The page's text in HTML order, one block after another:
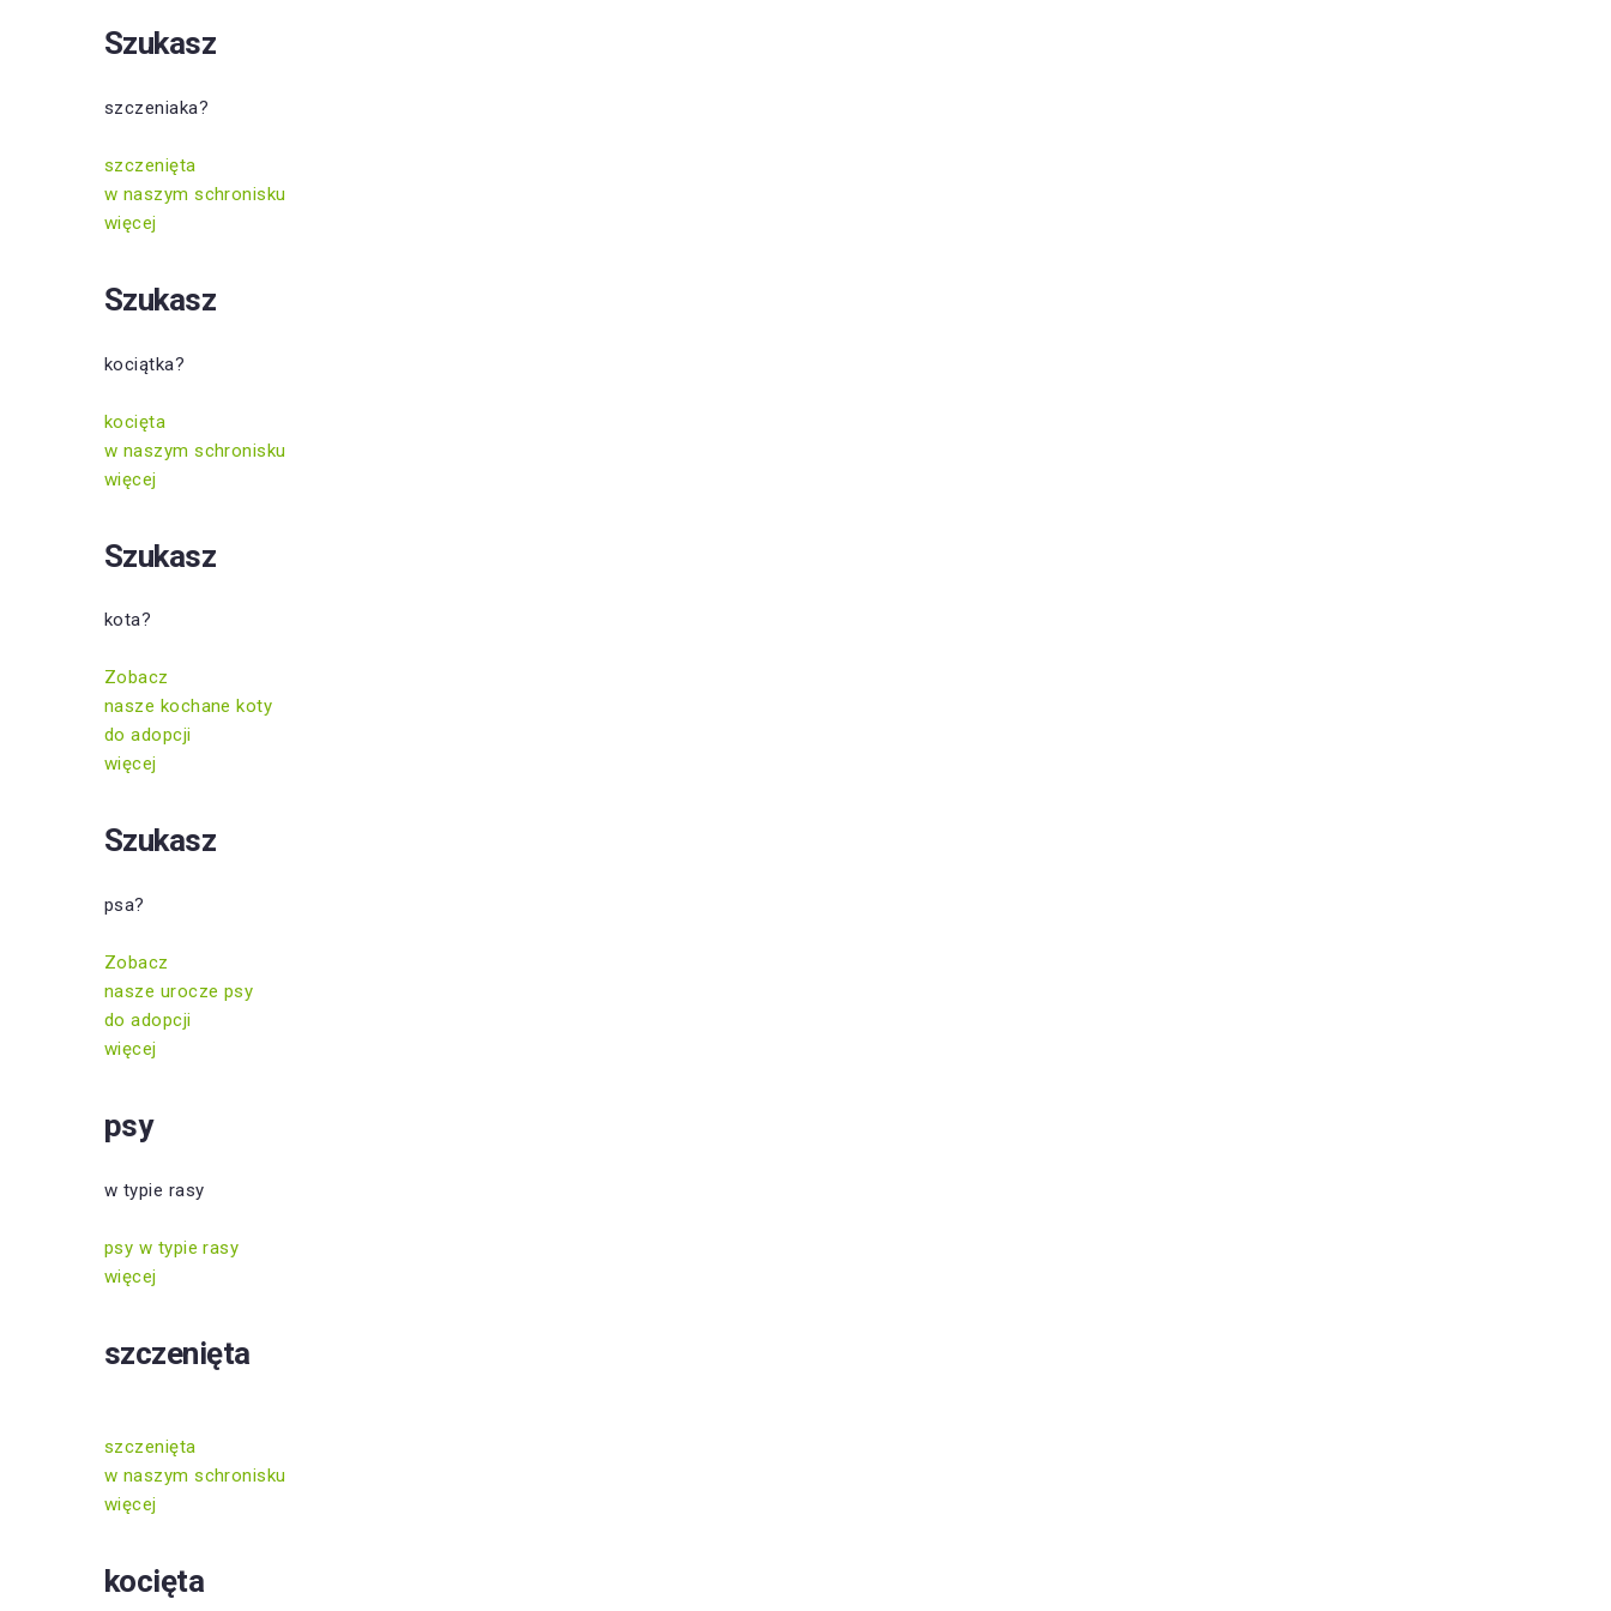
Szukasz
szczeniaka?
szczenięta
w naszym schronisku
więcej
Szukasz
kociątka?
kocięta
w naszym schronisku
więcej
Szukasz
kota?
Zobacz
nasze kochane koty
do adopcji
więcej
Szukasz
psa?
Zobacz
nasze urocze psy
do adopcji
więcej
psy
w typie rasy
psy w typie rasy
więcej
szczenięta
szczenięta
w naszym schronisku
więcej
kocięta